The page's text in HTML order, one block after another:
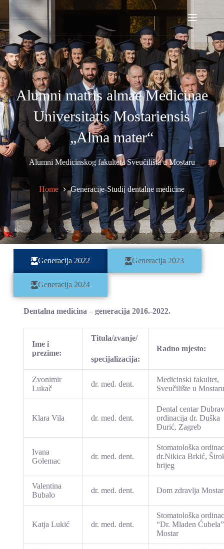
Alumni matris almae Medicinae
Universitatis Mostariensis
„Alma mater“
Alumni Medicinskog fakulteta Sveučilišta u Mostaru
Home Generacije-Studij dentalne medicine
Generacija 2022 Generacija 2023
Generacija 2024
Dentalna medicina – generacija 2016.-2022.
Ime i
prezime:
Titula/zvanje/
specijalizacija:
Radno mjesto:
Zvonimir
Lukač
dr. med. dent.
Medicinski fakultet,
Sveučilište u Mostaru
Klara Vila dr. med. dent.
Dental centar
ordinacija dr. Duška
Đurić, Zagreb
Ivana
Golemac
dr. med. dent.
Stomatološka
dr.Nikica Brkić,
brijeg
Valentina
Bubalo
dr. med. dent. Dom zdravlja Mostar
Katja Lukić dr. med. dent.
Stomatološka
“Dr. Mladen
Mostar